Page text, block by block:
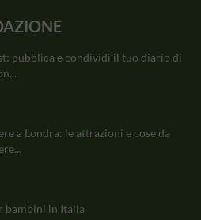
pubblica e condividi il tuo diario di
a Londra: le attrazioni e cose da
bambini in Italia